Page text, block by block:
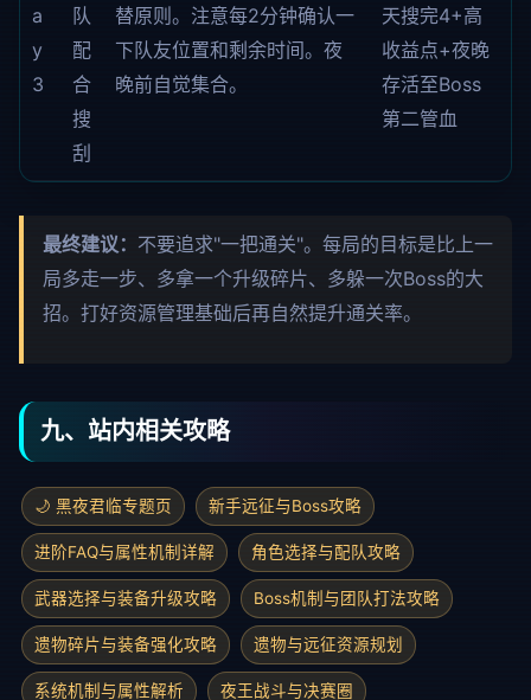
a
y
3
队
配
合
搜
刮
替原则。注意每2分钟确认一
下队友位置和剩余时间。夜
晚前自觉集合。
天搜完4+高
收益点+夜晚
存活至Boss
第二管血
最终建议： 不要追求"一把通关"。每局的目标是比上一
局多走一步、多拿一个升级碎片、多躲一次Boss的大
招。打好资源管理基础后再自然提升通关率。
九、站内相关攻略
🌙 黑夜君临专题页 新手远征与Boss攻略
进阶FAQ与属性机制详解 角色选择与配队攻略
武器选择与装备升级攻略 Boss机制与团队打法攻略
遗物碎片与装备强化攻略 遗物与远征资源规划
系统机制与属性解析 夜王战斗与决赛圈